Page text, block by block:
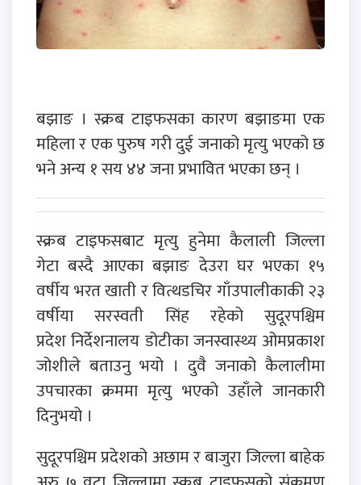
बझाङ । स्क्रब टाइफसका कारण बझाङमा एक
महिला र एक पुरुष गरी दुई जनाको मृत्यु भएको छ
भने अन्य १ सय ४४ जना प्रभावित भएका छन् ।
स्क्रब टाइफसबाट मृत्यु हुनेमा कैलाली जिल्ला
गेटा बस्दै आएका बझाङ देउरा घर भएका १५
वर्षीय भरत खाती र वित्थडचिर गाँउपालीकाकी २३
वर्षीया सरस्वती सिंह रहेको सुदूरपश्चिम
प्रदेश निर्देशनालय डोटीका जनस्वास्थ्य ओमप्रकाश
जोशीले बताउनु भयो । दुवै जनाको कैलालीमा
उपचारका क्रममा मृत्यु भएको उहाँले जानकारी
दिनुभयो ।
सुदूरपश्चिम प्रदेशको अछाम र बाजुरा जिल्ला बाहेक